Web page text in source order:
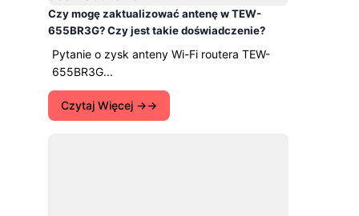
Czy mogę zaktualizować antenę w TEW-
655BR3G? Czy jest takie doświadczenie?
Pytanie o zysk anteny Wi-Fi routera TEW-
655BR3G...
Czytaj Więcej →